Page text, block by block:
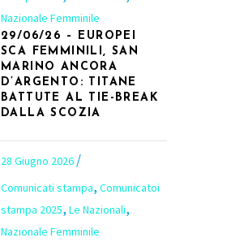
Nazionale Femminile
29/06/26 – EUROPEI
SCA FEMMINILI, SAN
MARINO ANCORA
D’ARGENTO: TITANE
BATTUTE AL TIE-BREAK
DALLA SCOZIA
28 Giugno 2026
Comunicati stampa, Comunicatoi
stampa 2025, Le Nazionali,
Nazionale Femminile